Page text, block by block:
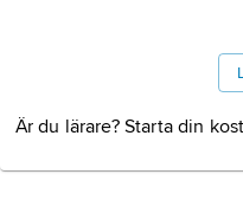
Är du lärare? Starta din